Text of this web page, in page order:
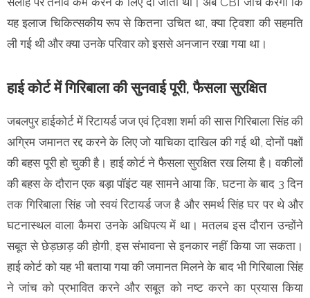
यह इलाज चिकित्सकीय रूप से कितना उचित था, क्या ट्विशा की सहमति
ली गई थी और क्या उनके परिवार को इससे अनजान रखा गया था।
हाई कोर्ट में गिरिबाला की सुनवाई पूरी, फैसला सुरक्षित
जबलपुर हाईकोर्ट में रिटायर्ड जज एवं ट्विशा शर्मा की सास गिरिबाला सिंह की
अग्रिम जमानत रद्द करने के लिए जो याचिका दाखिल की गई थी, दोनों पक्षों
की बहस पूरी हो चुकी है। हाई कोर्ट ने फैसला सुरक्षित रख लिया है। वकीलों
की बहस के दौरान एक बड़ा पॉइंट यह सामने आया कि, घटना के बाद 3 दिन
तक गिरिबाला सिंह जो स्वयं रिटायर्ड जज है और समर्थ सिंह घर पर थे और
घटनास्थल वाला कैमरा उनके अधिपत्य में था। मतलब इस दौरान उन्होंने
सबूत से छेड़छाड़ की होगी, इस संभावना से इनकार नहीं किया जा सकता।
हाई कोर्ट को यह भी बताया गया की जमानत मिलने के बाद भी गिरिबाला सिंह
ने जांच को प्रभावित करने और सबूत को नष्ट करने का प्रयास किया